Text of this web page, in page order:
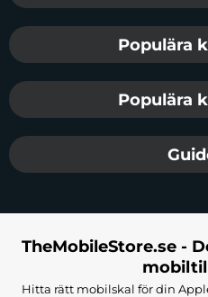
Populära
Populära
TheMobileStore.se -
Hitta rätt mobilskal för din